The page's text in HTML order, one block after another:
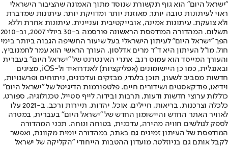
"ישראל היום" הוא גוף תקשורת שנוסד מתוך האמונה שהציבור הישראלי
ראוי לעיתונות טובה יותר, מאוזנת יותר ומדויקת יותר. עיתונות שמדברת
ולא צועקת. עיתונות אמינה, אובייקטיבית ועניינית. עיתונות אחרת וללא
תשלום. המהדורה המודפסת הראשונה פורסמה ב-30 ביולי 2007, וב-2010
הפך "ישראל היום" לעיתון הישראלי בעל שיעור החשיפה הגבוה ביותר בימי
חול. מו"ל העיתון היא ד"ר מרים אדלסון. העורך הראשי הוא עמר לחמנוביץ,
והעורך המייסד הוא עמוס רגב. אתרי האינטרנט של "ישראל היום" בעברית
ובאנגלית, כמו כן היישומונים (אפליקציות) לאנדרואיד ול-iOS, מציגים
חדשות מסביב לשעון, תוכן בלעדי, מבזקים ועדכונים, ניתוחים ופרשנויות,
וידיאו, פודקאסטים ושידורים חיים. פלטפורמות הדיגיטל של "ישראל היום"
כוללות ערוצי חדשות ודעות, תרבות ובידור, לייף סטייל, טכנולוגיה, ספורט,
כלכלה וצרכנות, בריאות, חיילים, אוכל, יהדות, תיירות ורכב. ב-2021 עלו
לאוויר האתר החדש והיישומון החדש של "ישראל היום" בעברית, במטרה
לספק לגולשים חוויה מהירה, עדכנית, בטוחה ונוחה. תכני המהדורה
המודפסת של העיתון זמינים גם באתר, במהדורה יומית מקוונת, ואפשר
לקבל אותם גם בניוזלטר. מועדון ההטבות הייחודי "הקליקה של ישראל